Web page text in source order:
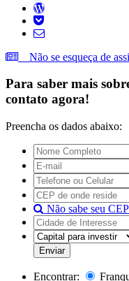
Não se esqueça de
Para saber mais
contato agora!
Preencha os dados abaixo:
Não sabe seu
Encontrar: